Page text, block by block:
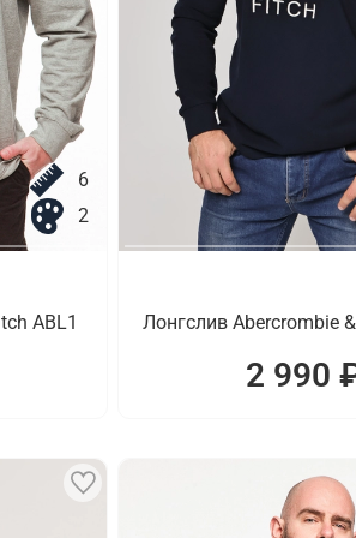
6
2
ABL1 Лонгслив Abercrombie
2 990